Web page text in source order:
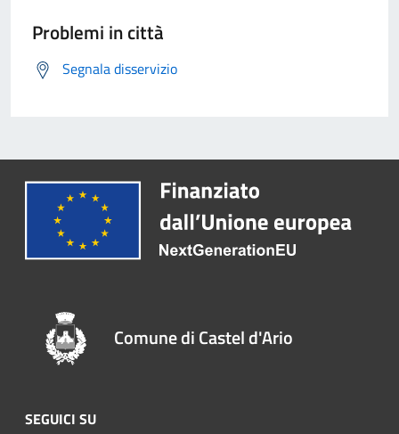
Problemi in città
Segnala disservizio
Comune di Castel d'Ario
SEGUICI SU